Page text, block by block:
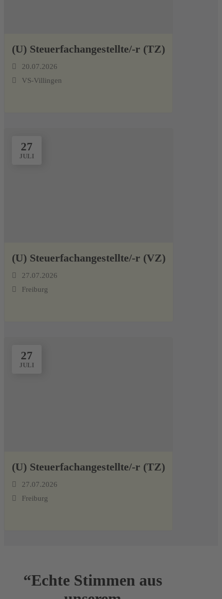
(U) Steuerfachangestellte/-r (TZ)
20.07.2026
VS-Villingen
27
JULI
(U) Steuerfachangestellte/-r (VZ)
27.07.2026
Freiburg
27
JULI
(U) Steuerfachangestellte/-r (TZ)
27.07.2026
Freiburg
“Echte Stimmen aus